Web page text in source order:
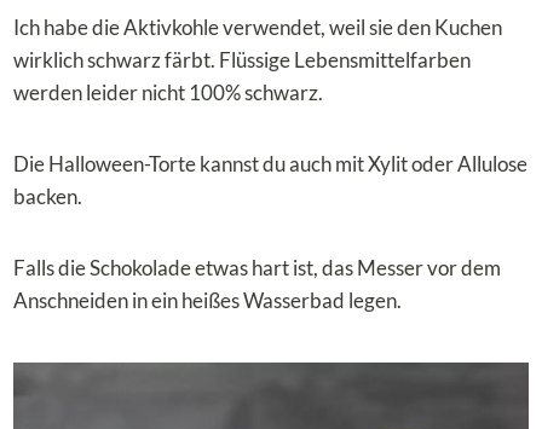
Ich habe die Aktivkohle verwendet, weil sie den Kuchen
wirklich schwarz färbt. Flüssige Lebensmittelfarben
werden leider nicht 100% schwarz.
Die Halloween-Torte kannst du auch mit Xylit oder Allulose
backen.
Falls die Schokolade etwas hart ist, das Messer vor dem
Anschneiden in ein heißes Wasserbad legen.